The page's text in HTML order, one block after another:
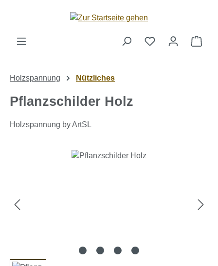
Zum Hauptinhalt springen
Holzspannung Nützliches
Pflanzschilder Holz
Holzspannung by ArtSL
Bildergalerie überspringen